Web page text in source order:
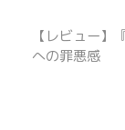
【レビュー】
への罪悪感